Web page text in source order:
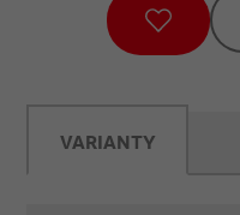
VARIANTY